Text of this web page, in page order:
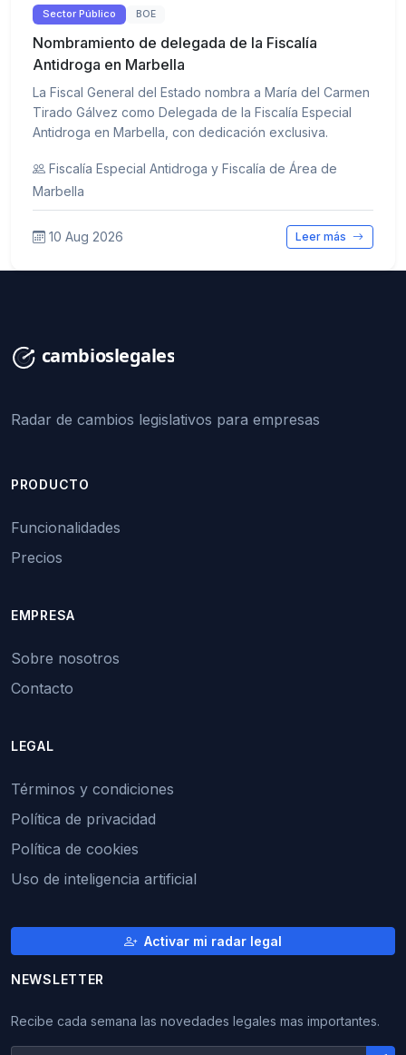
Sector Público BOE
Nombramiento de delegada de la Fiscalía
Antidroga en Marbella
La Fiscal General del Estado nombra a María del Carmen
Tirado Gálvez como Delegada de la Fiscalía Especial
Antidroga en Marbella, con dedicación exclusiva.
Fiscalía Especial Antidroga y Fiscalía de Área de
Marbella
10 Aug 2026 Leer más
Radar de cambios legislativos para empresas
PRODUCTO
Funcionalidades
Precios
EMPRESA
Sobre nosotros
Contacto
LEGAL
Términos y condiciones
Política de privacidad
Política de cookies
Uso de inteligencia artificial
Activar mi radar legal
NEWSLETTER
Recibe cada semana las novedades legales mas importantes.